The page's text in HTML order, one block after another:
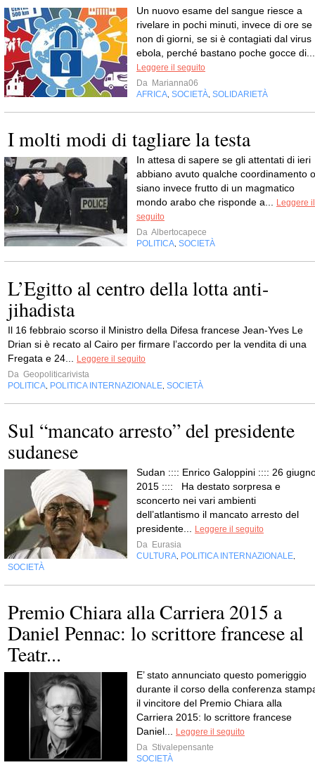
Un nuovo esame del sangue riesce a
rivelare in pochi minuti, invece di ore se
non di giorni, se si è contagiati dal virus
ebola, perché bastano poche gocce di...
Leggere il seguito
Da Marianna06
AFRICA SOCIETÀ SOLIDARIETÀ
I molti modi di tagliare la testa
In attesa di sapere se gli attentati di ieri
abbiano avuto qualche coordinamento o
siano invece frutto di un magmatico
mondo arabo che risponde a...
Leggere il
seguito
Da Albertocapece
POLITICA SOCIETÀ
L’Egitto al centro della lotta anti-
jihadista
Il 16 febbraio scorso il Ministro della Difesa francese Jean-Yves Le
Drian si è recato al Cairo per firmare l’accordo per la vendita di una
Fregata e 24...
Leggere il seguito
Da Geopoliticarivista
POLITICA POLITICA INTERNAZIONALE SOCIETÀ
Sul “mancato arresto” del presidente
sudanese
Sudan :::: Enrico Galoppini :::: 26
2015 :::: Ha destato sorpresa e
sconcerto nei vari ambienti
dell’atlantismo il mancato arresto del
presidente...
Leggere il seguito
Da Eurasia
CULTURA POLITICA INTERNAZIONALE
SOCIETÀ
Premio Chiara alla Carriera 2015 a
Daniel Pennac: lo scrittore francese al
Teatr...
E’ stato annunciato questo pomeriggio
durante il corso della conferenza
il vincitore del Premio Chiara alla
Carriera 2015: lo scrittore francese
Daniel...
Leggere il seguito
Da Stivalepensante
SOCIETÀ